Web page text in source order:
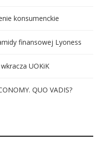
konsumenckie
finansowej Lyoness
UOKiK
QUO VADIS?